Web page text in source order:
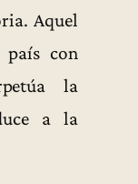
Aquel
país con
la
a la